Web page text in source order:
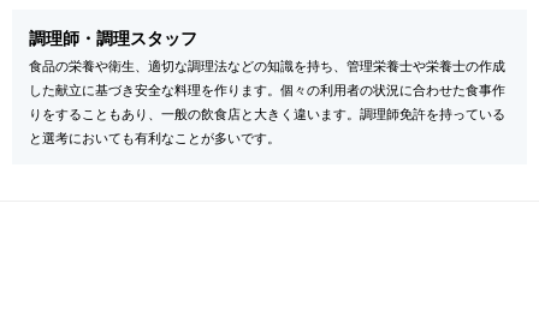
調理師・調理スタッフ
食品の栄養や衛生、適切な調理法などの知識を持ち、管理栄養士や栄養士の作成
した献立に基づき安全な料理を作ります。個々の利用者の状況に合わせた食事作
りをすることもあり、一般の飲食店と大きく違います。調理師免許を持っている
と選考においても有利なことが多いです。